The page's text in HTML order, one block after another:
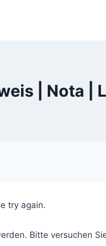
| Nota |
try again.
Bitte versuchen